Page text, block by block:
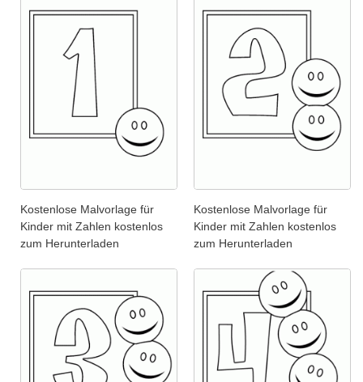
Kostenlose Malvorlage für
Kinder mit Zahlen kostenlos
zum Herunterladen
Kostenlose Malvorlage für
Kinder mit Zahlen kostenlos
zum Herunterladen